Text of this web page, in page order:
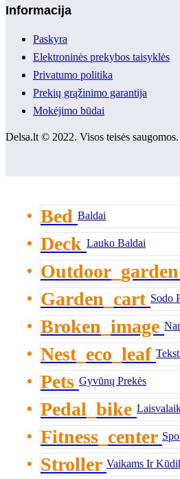
Informacija
Paskyra
Elektroninės prekybos taisyklės
Privatumo politika
Prekių grąžinimo garantija
Mokėjimo būdai
Delsa.lt © 2022. Visos teisės saugomos.
Bed Baldai
Deck Lauko Baldai
Outdoor_garden
Garden_cart Sodo
Broken_image
Nest_eco_leaf
Pets Gyvūnų Prekės
Pedal_bike
Fitness_center
Stroller Vaikams Ir